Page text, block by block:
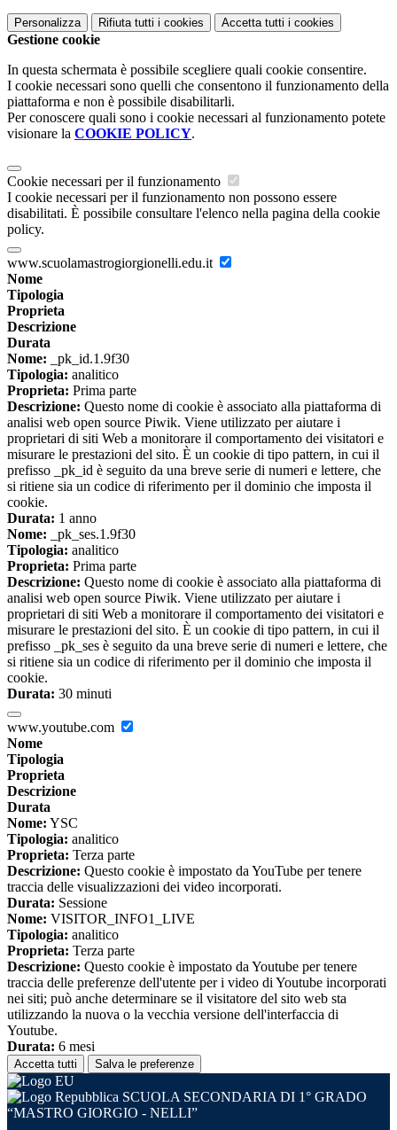
Personalizza Rifiuta tutti i cookies Accetta tutti i cookies
Gestione cookie
In questa schermata è possibile scegliere quali cookie consentire.
I cookie necessari sono quelli che consentono il funzionamento della
piattaforma e non è possibile disabilitarli.
Per conoscere quali sono i cookie necessari al funzionamento potete
visionare la COOKIE POLICY.
Cookie necessari per il funzionamento
I cookie necessari per il funzionamento non possono essere
disabilitati. È possibile consultare l'elenco nella pagina della cookie
policy.
www.scuolamastrogiorgionelli.edu.it
Nome
Tipologia
Proprieta
Descrizione
Durata
Nome: _pk_id.1.9f30
Tipologia: analitico
Proprieta: Prima parte
Descrizione: Questo nome di cookie è associato alla piattaforma di
analisi web open source Piwik. Viene utilizzato per aiutare i
proprietari di siti Web a monitorare il comportamento dei visitatori e
misurare le prestazioni del sito. È un cookie di tipo pattern, in cui il
prefisso _pk_id è seguito da una breve serie di numeri e lettere, che
si ritiene sia un codice di riferimento per il dominio che imposta il
cookie.
Durata: 1 anno
Nome: _pk_ses.1.9f30
Tipologia: analitico
Proprieta: Prima parte
Descrizione: Questo nome di cookie è associato alla piattaforma di
analisi web open source Piwik. Viene utilizzato per aiutare i
proprietari di siti Web a monitorare il comportamento dei visitatori e
misurare le prestazioni del sito. È un cookie di tipo pattern, in cui il
prefisso _pk_ses è seguito da una breve serie di numeri e lettere, che
si ritiene sia un codice di riferimento per il dominio che imposta il
cookie.
Durata: 30 minuti
www.youtube.com
Nome
Tipologia
Proprieta
Descrizione
Durata
Nome: YSC
Tipologia: analitico
Proprieta: Terza parte
Descrizione: Questo cookie è impostato da YouTube per tenere
traccia delle visualizzazioni dei video incorporati.
Durata: Sessione
Nome: VISITOR_INFO1_LIVE
Tipologia: analitico
Proprieta: Terza parte
Descrizione: Questo cookie è impostato da Youtube per tenere
traccia delle preferenze dell'utente per i video di Youtube incorporati
nei siti; può anche determinare se il visitatore del sito web sta
utilizzando la nuova o la vecchia versione dell'interfaccia di
Youtube.
Durata: 6 mesi
Accetta tutti Salva le preferenze
SCUOLA SECONDARIA DI 1° GRADO
“MASTRO GIORGIO - NELLI”